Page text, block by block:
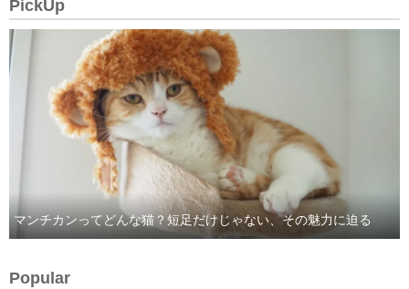
PickUp
マンチカンってどんな猫？短足だけじゃない、その魅力に迫る
Popular